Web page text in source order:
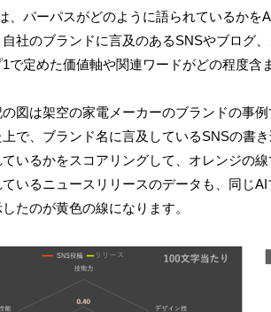
、パーパスがどのように語られているかを
社のブランドに言及のあるSNSやブログ
で定めた価値軸や関連ワードがどの程度含
図は架空の家電メーカーのブランドの事
で、ブランド名に言及しているSNSの書
いるかをスコアリングして、オレンジの
いるニュースリリースのデータも、同じ
たのが黄色の線になります。